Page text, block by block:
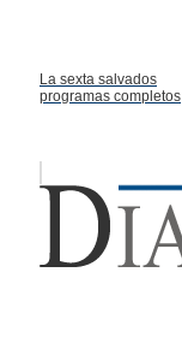
La sexta salvados
programas completos